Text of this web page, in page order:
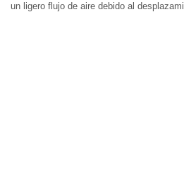
un ligero flujo de aire debido al